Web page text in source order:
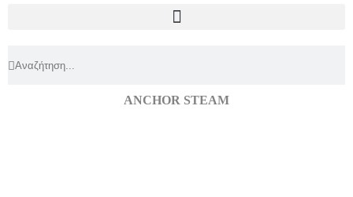
ANCHOR STEAM